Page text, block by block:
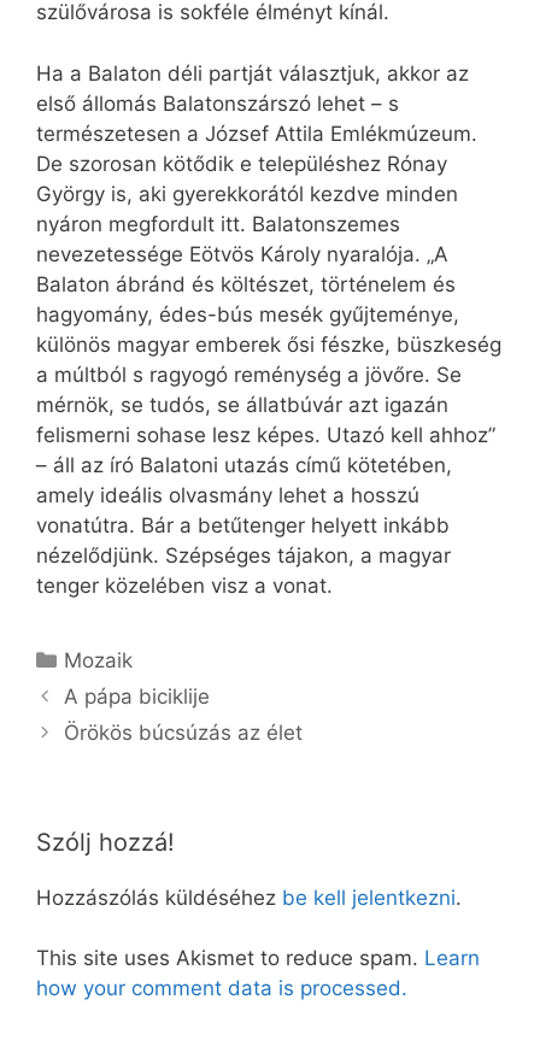
szülővárosa is sokféle élményt kínál.
Ha a Balaton déli partját választjuk, akkor az
első állomás Balatonszárszó lehet – s
természetesen a József Attila Emlékmúzeum.
De szorosan kötődik e településhez Rónay
György is, aki gyerekkorától kezdve minden
nyáron megfordult itt. Balatonszemes
nevezetessége Eötvös Károly nyaralója. „A
Balaton ábránd és költészet, történelem és
hagyomány, édes-bús mesék gyűjteménye,
különös magyar emberek ősi fészke, büszkeség
a múltból s ragyogó reménység a jövőre. Se
mérnök, se tudós, se állatbúvár azt igazán
felismerni sohase lesz képes. Utazó kell ahhoz”
– áll az író Balatoni utazás című kötetében,
amely ideális olvasmány lehet a hosszú
vonatútra. Bár a betűtenger helyett inkább
nézelődjünk. Szépséges tájakon, a magyar
tenger közelében visz a vonat.
Kategória
Mozaik
A pápa biciklije
Örökös búcsúzás az élet
Szólj hozzá!
Hozzászólás küldéséhez be kell jelentkezni.
This site uses Akismet to reduce spam. Learn
how your comment data is processed.